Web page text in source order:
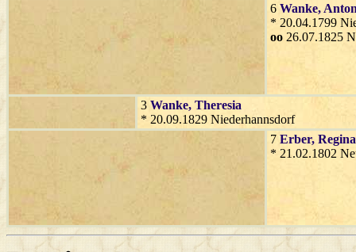
6 Wanke,
* 20.04.1799
oo 26.07.1825
3 Wanke, Theresia
* 20.09.1829 Niederhannsdorf
7 Erber, Regina
* 21.02.1802